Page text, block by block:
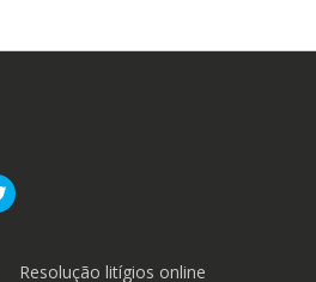
Resolução litígios online